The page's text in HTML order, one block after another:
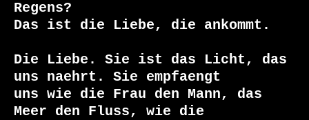
Regens?
Das ist die Liebe, die ankommt.
Die Liebe. Sie ist das Licht, das
uns naehrt. Sie empfaengt
uns wie die Frau den Mann, das
Meer den Fluss, wie die